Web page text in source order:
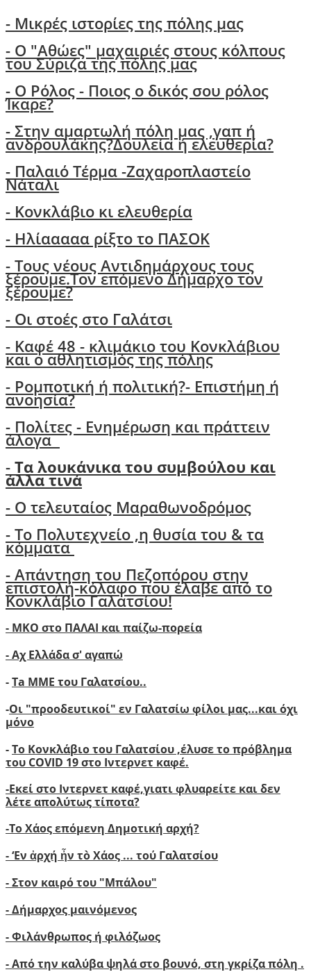
- Μικρές ιστορίες της πόλης μας
- Ο "Αθώες" μαχαιριές στους κόλπους
του Σύριζα της πόλης μας
- Ο Ρόλος - Ποιος ο δικός σου ρόλος
Ίκαρε?
- Στην αμαρτωλή πόλη μας ,γαπ ή
ανδρουλάκης?Δουλεία ή ελευθερία?
- Παλαιό Τέρμα -Ζαχαροπλαστείο
Νάταλι
- Κονκλάβιο κι ελευθερία
- Ηλίααααα ρίξτο το ΠΑΣΟΚ
-Τους νέους Αντιδημάρχους τους
ξέρουμε.Τον επόμενο Δήμαρχο τον
ξέρουμε?
- Οι στοές στο Γαλάτσι
- Καφέ 48 - κλιμάκιο του Κονκλάβιου
και ο αθλητισμός της πόλης
- Ρομποτική ή πολιτική?- Επιστήμη ή
ανοησία?
- Πολίτες - Ενημέρωση και πράττειν
άλογα
-Τα λουκάνικα του συμβούλου και
άλλα τινά
- Ο τελευταίος Μαραθωνοδρόμος
- Το Πολυτεχνείο ,η θυσία του & τα
κόμματα
- Απάντηση του Πεζοπόρου στην
επιστολή-κόλαφο που έλαβε από το
Κονκλάβιο Γαλατσίου!
- ΜΚΟ στο ΠΑΛΑΙ και παίζω-πορεία
- Αχ Ελλάδα σ' αγαπώ
-Ta ΜΜΕ του Γαλατσίου..
-Οι "προοδευτικοί" εν Γαλατσίω φίλοι μας...και όχι
μόνο
-Το Κονκλάβιο του Γαλατσίου ,έλυσε το πρόβλημα
του COVID 19 στο Ιντερνετ καφέ.
-Εκεί στο Ιντερνετ καφέ,γιατι φλυαρείτε και δεν
λέτε απολύτως τίποτα?
-Το Χάος επόμενη Δημοτική αρχή?
-‘Εν ἀρχή ἦν τὸ Χάος ... τού Γαλατσίου
-Στον καιρό του "Μπάλου"
- Δήμαρχος μαινόμενος
- Φιλάνθρωπος ή φιλόζωος
- Από την καλύβα ψηλά στο βουνό, στη γκρίζα πόλη .